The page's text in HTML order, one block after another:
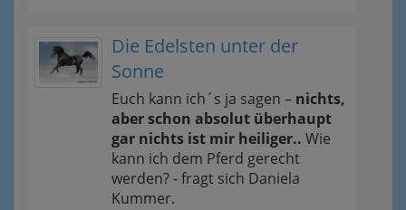
Die Edelsten unter der
Sonne
Euch kann ich´s ja sagen – nichts,
aber schon absolut überhaupt
gar nichts ist mir heiliger.. Wie
kann ich dem Pferd gerecht
werden? - fragt sich Daniela
Kummer.